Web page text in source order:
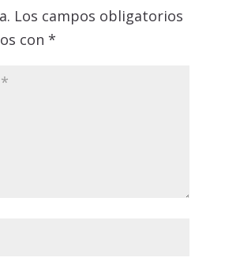
Los campos obligatorios
con *